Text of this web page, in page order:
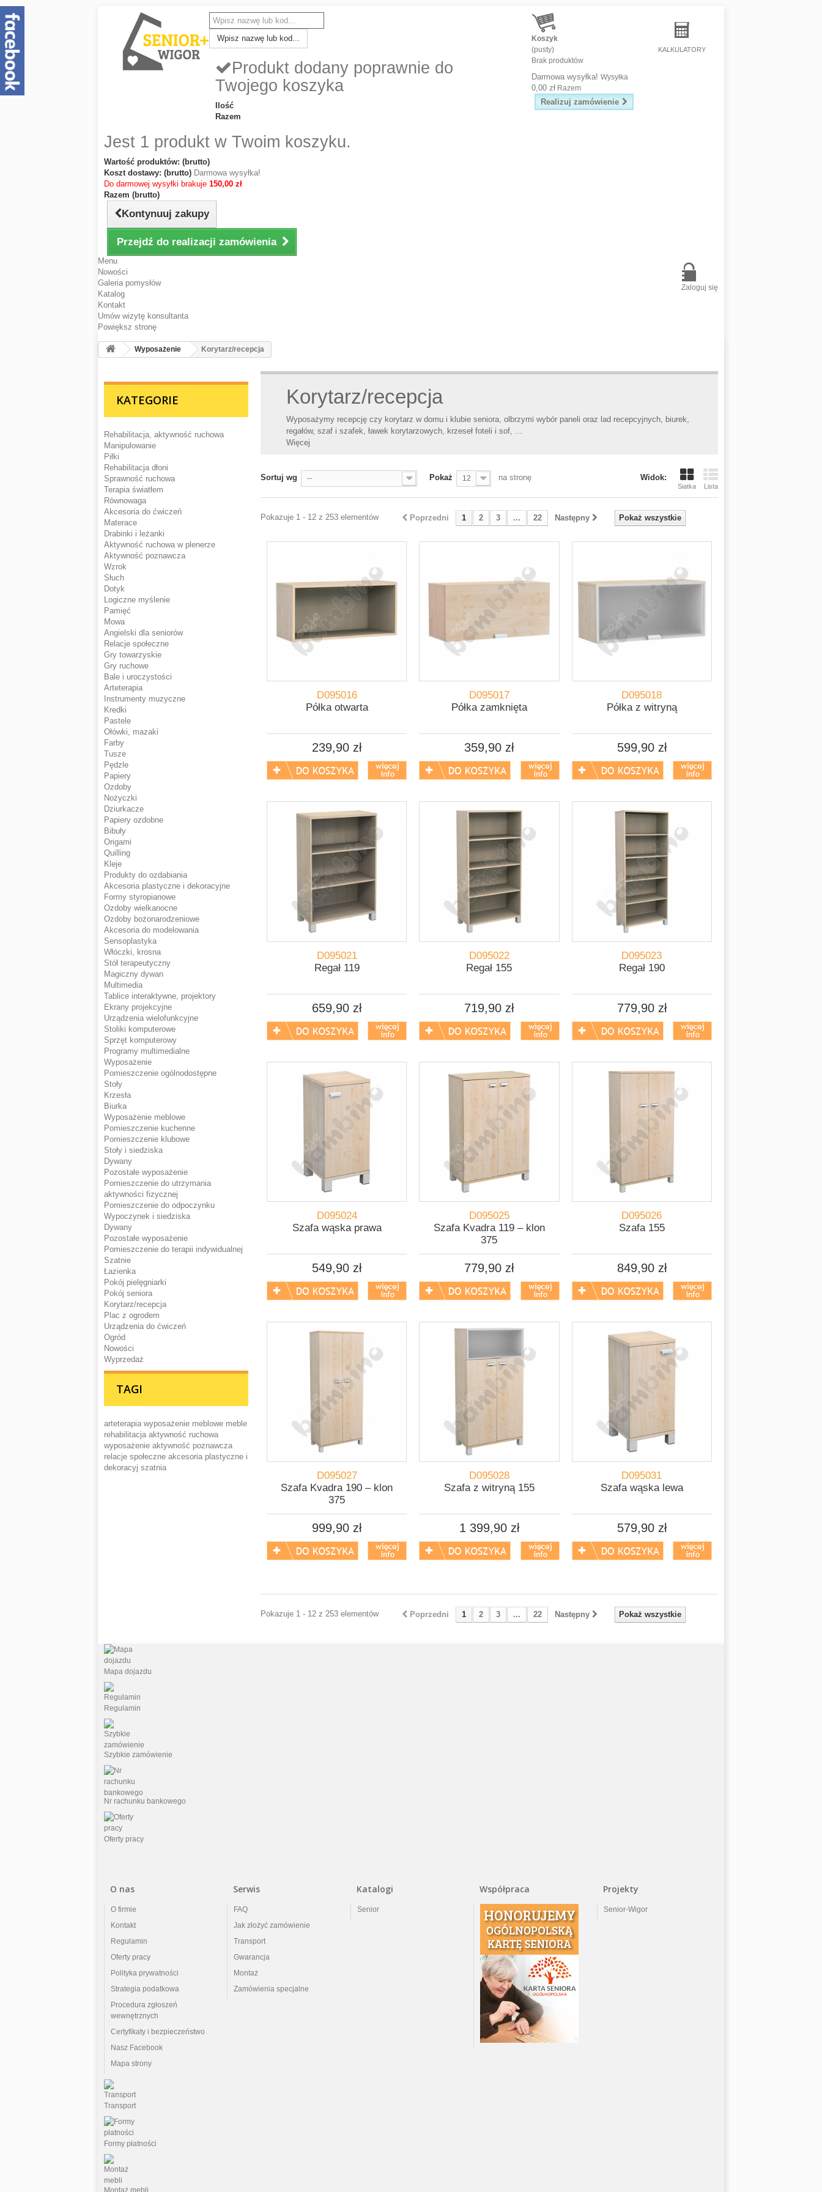
Wpisz nazwę lub kod...
KALKULATORY
Koszyk
(pusty)
Brak produktów
Darmowa wysyłka! Wysyłka
0,00 zł Razem
Realizuj zamówienie
Produkt dodany poprawnie do
Twojego koszyka
Ilość
Razem
Jest 1 produkt w Twoim koszyku.
Wartość produktów: (brutto)
Koszt dostawy: (brutto) Darmowa wysyłka!
Do darmowej wysyłki brakuje 150,00 zł
Razem (brutto)
Kontynuuj zakupy
Przejdź do realizacji zamówienia
Zaloguj się
Menu
Nowości
Galeria pomysłów
Katalog
Kontakt
Umów wizytę konsultanta
Powiększ stronę
Wyposażenie Korytarz/recepcja
KATEGORIE
Rehabilitacja, aktywność ruchowa
Manipulowanie
Piłki
Rehabilitacja dłoni
Sprawność ruchowa
Terapia światłem
Równowaga
Akcesoria do ćwiczeń
Materace
Drabinki i leżanki
Aktywność ruchowa w plenerze
Aktywność poznawcza
Wzrok
Słuch
Dotyk
Logiczne myślenie
Pamięć
Mowa
Angielski dla seniorów
Relacje społeczne
Gry towarzyskie
Gry ruchowe
Bale i uroczystości
Arteterapia
Instrumenty muzyczne
Kredki
Pastele
Ołówki, mazaki
Farby
Tusze
Pędzle
Papiery
Ozdoby
Nożyczki
Dziurkacze
Papiery ozdobne
Bibuły
Origami
Quilling
Kleje
Produkty do ozdabiania
Akcesoria plastyczne i dekoracyjne
Formy styropianowe
Ozdoby wielkanocne
Ozdoby bożonarodzeniowe
Akcesoria do modelowania
Sensoplastyka
Włóczki, krosna
Stół terapeutyczny
Magiczny dywan
Multimedia
Tablice interaktywne, projektory
Ekrany projekcyjne
Urządzenia wielofunkcyjne
Stoliki komputerowe
Sprzęt komputerowy
Programy multimedialne
Wyposażenie
Pomieszczenie ogólnodostępne
Stoły
Krzesła
Biurka
Wyposażenie meblowe
Pomieszczenie kuchenne
Pomieszczenie klubowe
Stoły i siedziska
Dywany
Pozostałe wyposażenie
Pomieszczenie do utrzymania
aktywności fizycznej
Pomieszczenie do odpoczynku
Wypoczynek i siedziska
Dywany
Pozostałe wyposażenie
Pomieszczenie do terapii indywidualnej
Szatnie
Łazienka
Pokój pielęgniarki
Pokój seniora
Korytarz/recepcja
Plac z ogrodem
Urządzenia do ćwiczeń
Ogród
Nowości
Wyprzedaż
TAGI
arteterapia wyposażenie meblowe meble
rehabilitacja aktywność ruchowa
wyposażenie aktywność poznawcza
relacje społeczne akcesoria plastyczne i
dekoracyj szatnia
Korytarz/recepcja
Wyposażymy recepcję czy korytarz w domu i klubie seniora, olbrzymi wybór paneli oraz lad recepcyjnych, biurek,
regałów, szaf i szafek, ławek korytarzowych, krzeseł foteli i sof, ...
Więcej
Widok:
Siatka Lista
Sortuj wg -- Pokaż 12 na stronę
Pokaż wszystkie
Poprzedni 1 2 3 ... 22 Następny
Pokazuje 1 - 12 z 253 elementów
D095016
Półka otwarta
239,90 zł
D095017
Półka zamknięta
359,90 zł
D095018
Półka z witryną
599,90 zł
D095021
Regał 119
659,90 zł
D095022
Regał 155
719,90 zł
D095023
Regał 190
779,90 zł
D095024
Szafa wąska prawa
549,90 zł
D095025
Szafa Kvadra 119 – klon
375
779,90 zł
D095026
Szafa 155
849,90 zł
D095027
Szafa Kvadra 190 – klon
375
999,90 zł
D095028
Szafa z witryną 155
1 399,90 zł
D095031
Szafa wąska lewa
579,90 zł
Pokaż wszystkie
Poprzedni 1 2 3 ... 22 Następny
Pokazuje 1 - 12 z 253 elementów
Mapa dojazdu
Regulamin
Szybkie zamówienie
Nr rachunku bankowego
Oferty pracy
O nas
O firmie
Kontakt
Regulamin
Oferty pracy
Polityka prywatności
Strategia podatkowa
Procedura zgłoszeń
wewnętrznych
Certyfikaty i bezpieczeństwo
Nasz Facebook
Mapa strony
Serwis
FAQ
Jak złożyć zamówienie
Transport
Gwarancja
Montaż
Zamówienia specjalne
Katalogi
Senior
Współpraca Projekty
Senior-Wigor
Transport
Formy płatności